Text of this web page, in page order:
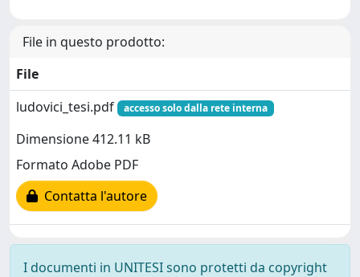
File in questo prodotto:
File
ludovici_tesi.pdf
accesso solo dalla rete interna
Dimensione 412.11 kB
Formato Adobe PDF
Contatta l'autore
I documenti in UNITESI sono protetti da copyright